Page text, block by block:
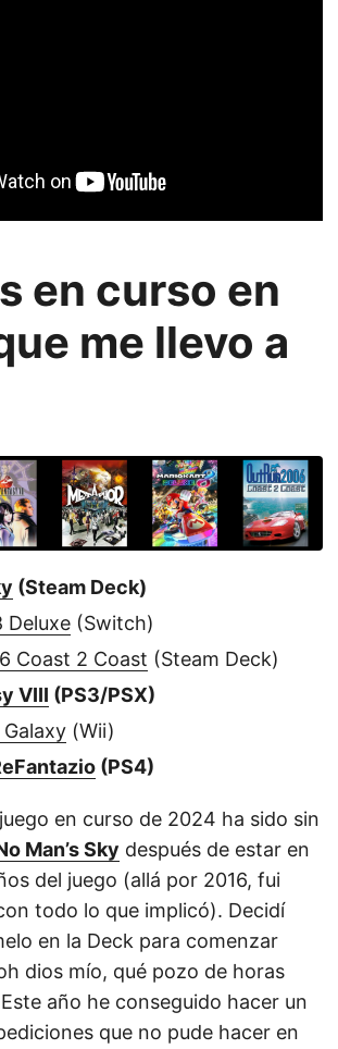
en curso en
me llevo a
(Steam Deck)
Deluxe (Switch)
Coast 2 Coast (Steam Deck)
VIII (PS3/PSX)
(Wii)
(PS4)
en curso de 2024 ha sido sin
Man’s Sky después de estar en
del juego (allá por 2016, fui
todo lo que implicó). Decidí
en la Deck para comenzar
dios mío, qué pozo de horas
año he conseguido hacer un
que no pude hacer en